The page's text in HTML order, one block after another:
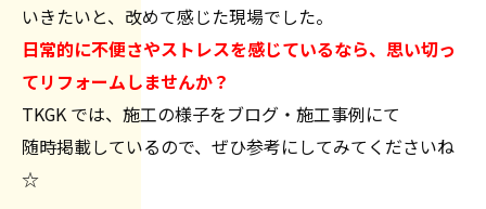
いきたいと、改めて感じた現場でした。
日常的に不便さやストレスを感じているなら、思い切っ
てリフォームしませんか？
TKGK では、施工の様子をブログ・施工事例にて
随時掲載しているので、ぜひ参考にしてみてくださいね
☆